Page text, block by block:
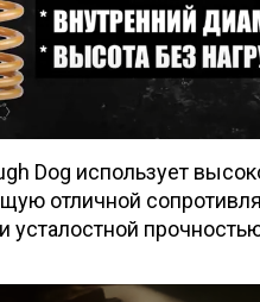
Dog использует
отличной